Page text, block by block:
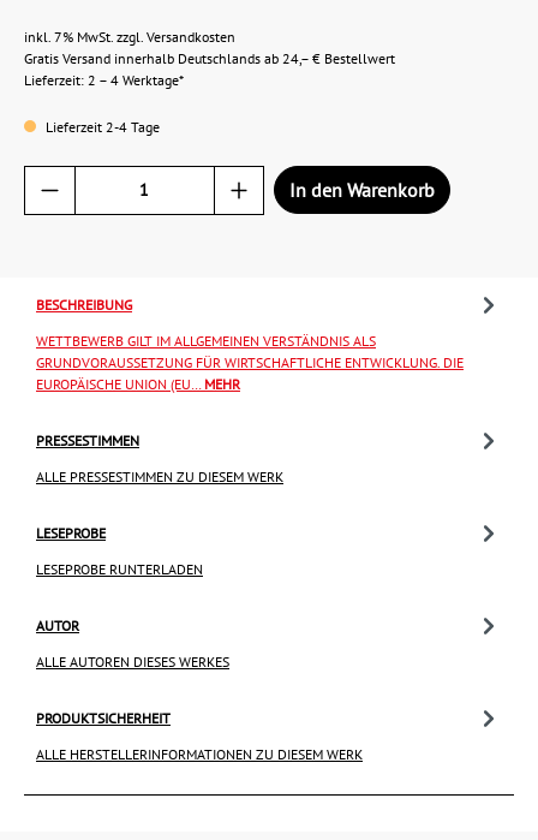
inkl. 7% MwSt. zzgl. Versandkosten
Gratis Versand innerhalb Deutschlands ab 24,– € Bestellwert
Lieferzeit: 2 – 4 Werktage*
Lieferzeit 2-4 Tage
In den Warenkorb
BESCHREIBUNG
WETTBEWERB GILT IM ALLGEMEINEN VERSTÄNDNIS ALS
GRUNDVORAUSSETZUNG FÜR WIRTSCHAFTLICHE ENTWICKLUNG. DIE
EUROPÄISCHE UNION (EU… MEHR
PRESSESTIMMEN
ALLE PRESSESTIMMEN ZU DIESEM WERK
LESEPROBE
LESEPROBE RUNTERLADEN
AUTOR
ALLE AUTOREN DIESES WERKES
PRODUKTSICHERHEIT
ALLE HERSTELLERINFORMATIONEN ZU DIESEM WERK